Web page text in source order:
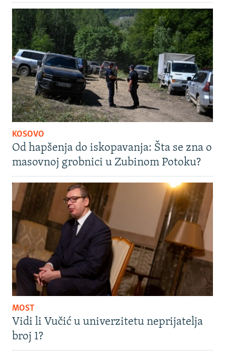
KOSOVO
Od hapšenja do iskopavanja: Šta se zna o
masovnoj grobnici u Zubinom Potoku?
MOST
Vidi li Vučić u univerzitetu neprijatelja
broj 1?